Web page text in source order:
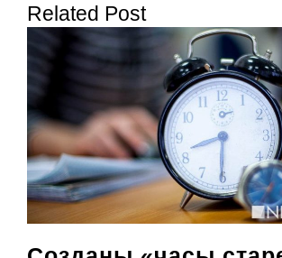
запись:
запись:
Related Post